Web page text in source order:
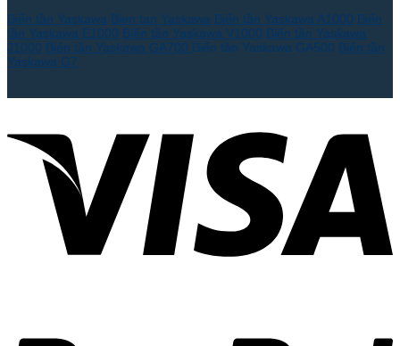
Biến tần Yaskawa Bien tan Yaskawa Biến tần Yaskawa A1000 Biến
tần Yaskawa E1000 Biến tần Yaskawa V1000 Biến tần Yaskawa
J1000 Biến tần Yaskawa GA700 Biến tần Yaskawa GA500 Biến tần
Yaskawa G7